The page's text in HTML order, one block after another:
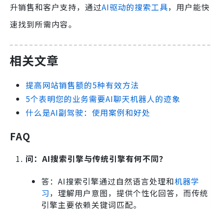
升销售和客户支持，通过AI驱动的搜索工具，用户能快
速找到所需内容。
相关文章
提高网站销售额的5种有效方法
5个表明您的业务需要AI聊天机器人的迹象
什么是AI副驾驶：使用案例和好处
FAQ
问：AI搜索引擎与传统引擎有何不同？
答：AI搜索引擎通过自然语言处理和机器学
习，理解用户意图，提供个性化回答，而传统
引擎主要依赖关键词匹配。